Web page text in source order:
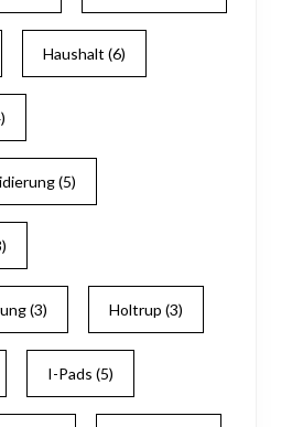
Haushalt (6)
(5)
(3) Holtrup (3)
I-Pads (5)